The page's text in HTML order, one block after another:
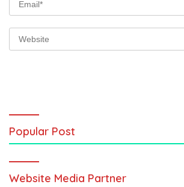
Popular Post
Website Media Partner